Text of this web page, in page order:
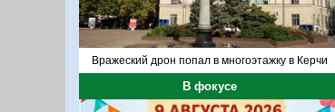
Вражеский дрон попал в многоэтажку в Керчи
В фокусе